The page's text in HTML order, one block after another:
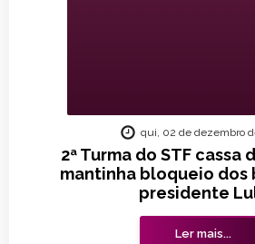
2ª Turma do STF cassa
mantinha bloqueio dos
presidente
qui, 02 de dezembro
Ler mais...